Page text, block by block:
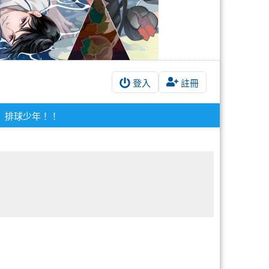
登入 註冊
排球少年！！